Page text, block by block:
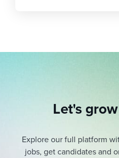
Let's
Explore our full platform
jobs, get candidates and